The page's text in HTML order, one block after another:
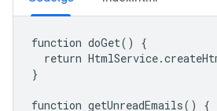
function doGet() {
return
}
function getUnreadEmails() {